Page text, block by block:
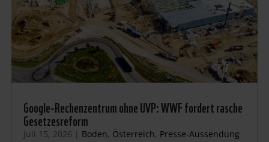
Google-Rechenzentrum ohne UVP: WWF fordert rasche
Gesetzesreform
Juli 15, 2026 | Boden, Österreich, Presse-Aussendung